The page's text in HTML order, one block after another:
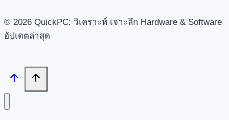
© 2026 QuickPC: วิเคราะห์ เจาะลึก Hardware & Software
อัปเดตล่าสุด